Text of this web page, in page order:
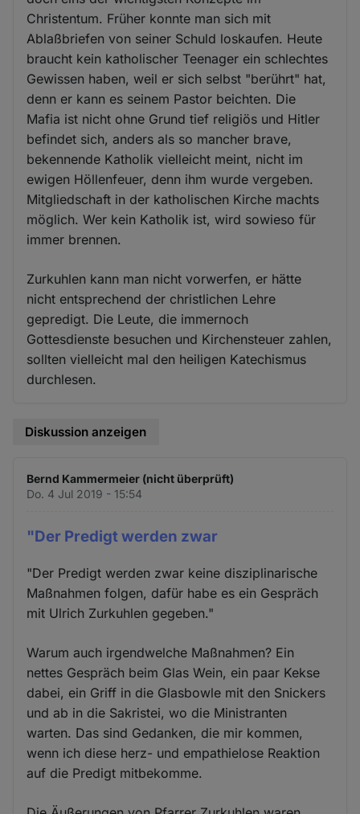
Christentum. Früher konnte man sich mit
Ablaßbriefen von seiner Schuld loskaufen. Heute
braucht kein katholischer Teenager ein schlechtes
Gewissen haben, weil er sich selbst "berührt" hat,
denn er kann es seinem Pastor beichten. Die
Mafia ist nicht ohne Grund tief religiös und Hitler
befindet sich, anders als so mancher brave,
bekennende Katholik vielleicht meint, nicht im
ewigen Höllenfeuer, denn ihm wurde vergeben.
Mitgliedschaft in der katholischen Kirche machts
möglich. Wer kein Katholik ist, wird sowieso für
immer brennen.
Zurkuhlen kann man nicht vorwerfen, er hätte
nicht entsprechend der christlichen Lehre
gepredigt. Die Leute, die immernoch
Gottesdienste besuchen und Kirchensteuer zahlen,
sollten vielleicht mal den heiligen Katechismus
durchlesen.
Diskussion anzeigen
Bernd Kammermeier (nicht überprüft)
Do. 4 Jul 2019 - 15:54
"Der Predigt werden zwar
"Der Predigt werden zwar keine disziplinarische
Maßnahmen folgen, dafür habe es ein Gespräch
mit Ulrich Zurkuhlen gegeben."
Warum auch irgendwelche Maßnahmen? Ein
nettes Gespräch beim Glas Wein, ein paar Kekse
dabei, ein Griff in die Glasbowle mit den Snickers
und ab in die Sakristei, wo die Ministranten
warten. Das sind Gedanken, die mir kommen,
wenn ich diese herz- und empathielose Reaktion
auf die Predigt mitbekomme.